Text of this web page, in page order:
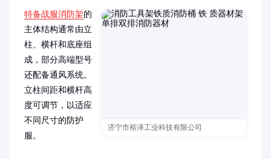
济宁市裕泽工业科技有限公司
特备战服消防架的
主体结构通常由立
柱、横杆和底座组
成，部分高端型号
还配备通风系统。
立柱间距和横杆高
度可调节，以适应
不同尺寸的防护
服。